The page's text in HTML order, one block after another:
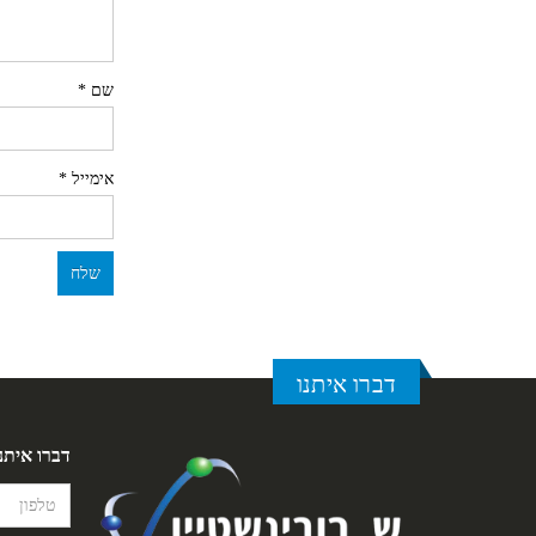
שם*
אימייל*
דברו איתנו
דברו